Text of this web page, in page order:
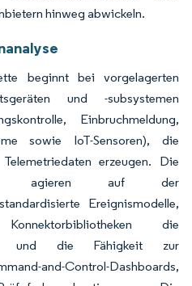
hinweg abwickeln.
beginnt bei vorgelagerten
und -subsystemen
Einbruchmeldung,
sowie IoT-Sensoren), die
erzeugen. Die
agieren auf der
Ereignismodelle,
die
und die Fähigkeit zur
and-Control-Dashboards,